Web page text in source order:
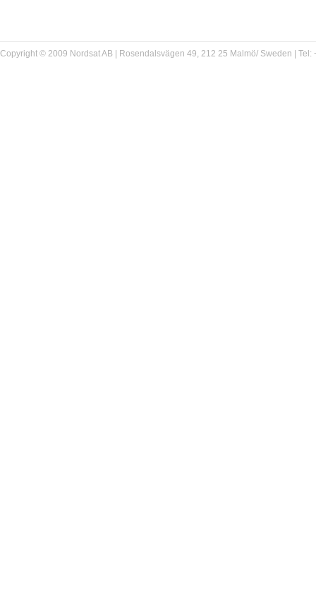
Copyright © 2009 Nordsat AB | Rosendalsvägen 49, 212 25 Malmö/ Sweden |